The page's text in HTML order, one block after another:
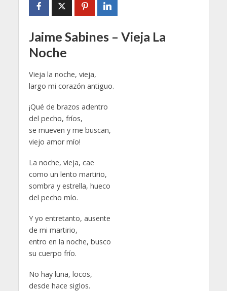
Jaime Sabines – Vieja La
Noche
Vieja la noche, vieja,
largo mi corazón antiguo.
¡Qué de brazos adentro
del pecho, fríos,
se mueven y me buscan,
viejo amor mío!
La noche, vieja, cae
como un lento martirio,
sombra y estrella, hueco
del pecho mío.
Y yo entretanto, ausente
de mi martirio,
entro en la noche, busco
su cuerpo frío.
No hay luna, locos,
desde hace siglos.